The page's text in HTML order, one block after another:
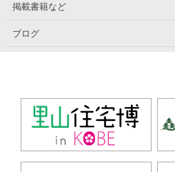
掲載書籍など
ブログ